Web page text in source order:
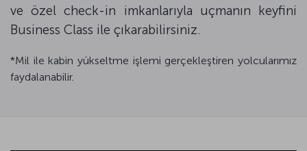
ve özel check-in imkanlarıyla uçmanın keyfini
Business Class ile çıkarabilirsiniz.
*Mil ile kabin yükseltme işlemi gerçekleştiren yolcularımız
faydalanabilir.